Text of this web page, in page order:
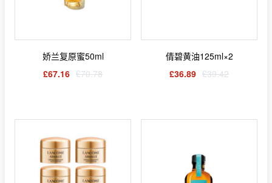
娇兰复原蜜50ml
£67.16 £70.78
倩碧黄油125ml×2
£36.89 £39.42